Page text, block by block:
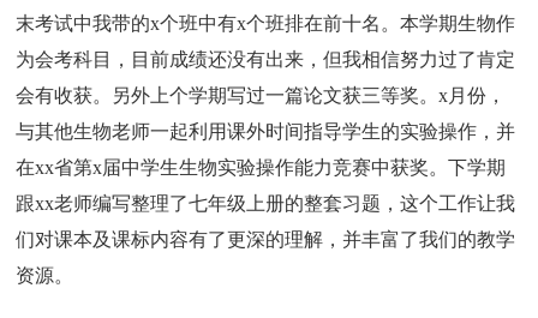
末考试中我带的x个班中有x个班排在前十名。本学期生物作
为会考科目，目前成绩还没有出来，但我相信努力过了肯定
会有收获。另外上个学期写过一篇论文获三等奖。x月份，
与其他生物老师一起利用课外时间指导学生的实验操作，并
在xx省第x届中学生生物实验操作能力竞赛中获奖。下学期
跟xx老师编写整理了七年级上册的整套习题，这个工作让我
们对课本及课标内容有了更深的理解，并丰富了我们的教学
资源。